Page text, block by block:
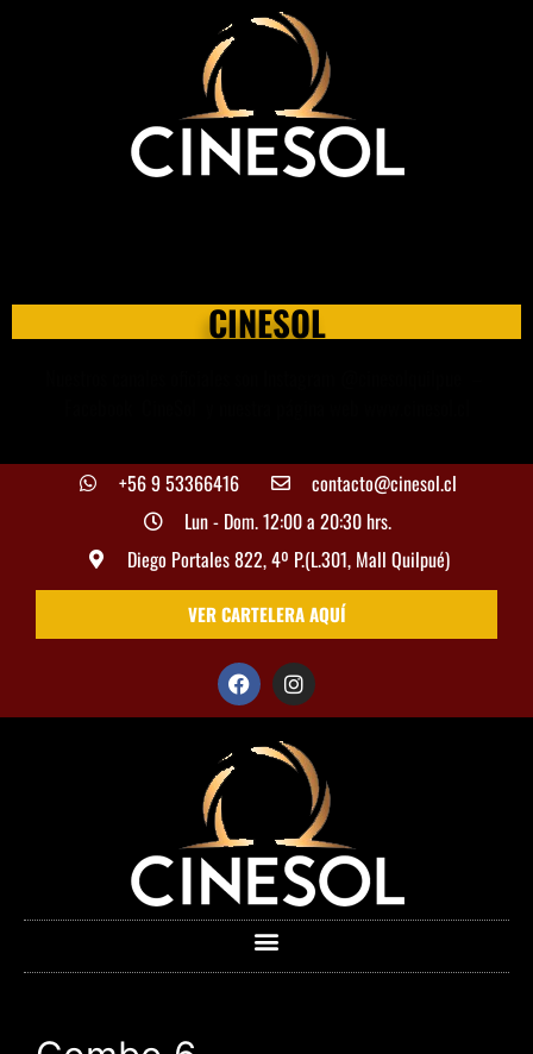
CINESOL
+56 9 53366416
contacto@cinesol.cl
Lun - Dom. 12:00 a 20:30 hrs.
Diego Portales 822, 4º P.(L.301, Mall Quilpué)
VER CARTELERA AQUÍ